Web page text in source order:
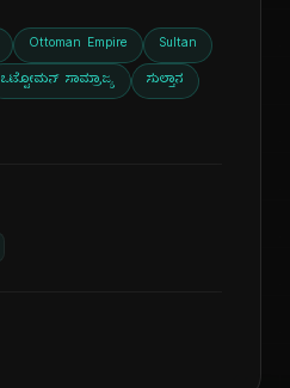
Ottoman Empire Sultan
ಒಟ್ಟೋಮನ್ ಸಾಮ್ರಾಜ್ಯ ಸುಲ್ತಾನ